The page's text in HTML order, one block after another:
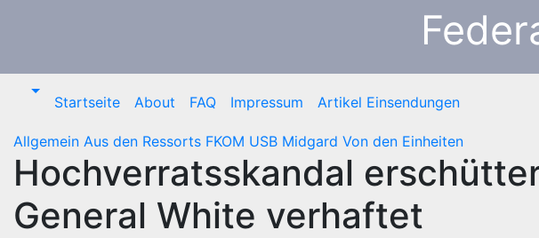
Startseite About FAQ Impressum Artikel Einsendungen
Allgemein Aus den Ressorts FKOM USB Midgard Von den Einheiten
Hochverratsskandal
General White verhaftet